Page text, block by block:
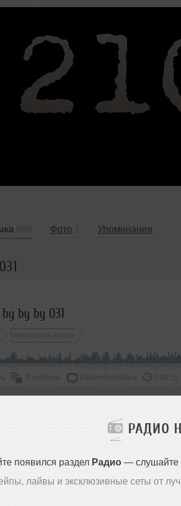
РАДИО
появился раздел Радио— слушайте
лайвы и эксклюзивные сеты от
Фото Упоминания
by by by 031
Progressive House
В очередь Комментировать 1:00:15
ПОДДЕРЖАТЬ АРТИСТА